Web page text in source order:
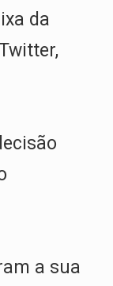
da
a sua